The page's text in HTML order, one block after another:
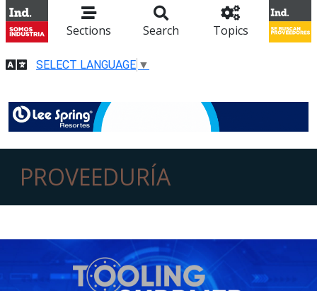
Sections Search Topics
SELECT LANGUAGE ▼
PROVEEDURÍA